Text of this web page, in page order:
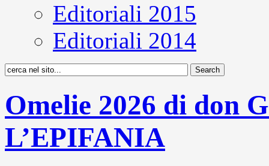
Editoriali 2015
Editoriali 2014
Omelie 2026 di don
L’EPIFANIA